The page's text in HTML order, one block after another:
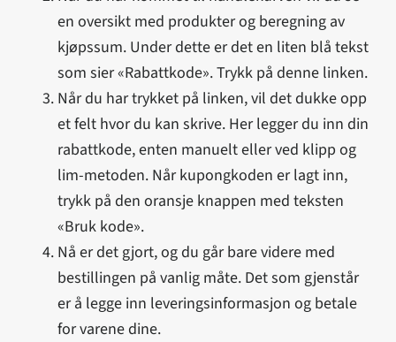
en oversikt med produkter og beregning av
kjøpssum. Under dette er det en liten blå tekst
som sier «Rabattkode». Trykk på denne linken.
Når du har trykket på linken, vil det dukke opp
et felt hvor du kan skrive. Her legger du inn din
rabattkode, enten manuelt eller ved klipp og
lim-metoden. Når kupongkoden er lagt inn,
trykk på den oransje knappen med teksten
«Bruk kode».
Nå er det gjort, og du går bare videre med
bestillingen på vanlig måte. Det som gjenstår
er å legge inn leveringsinformasjon og betale
for varene dine.